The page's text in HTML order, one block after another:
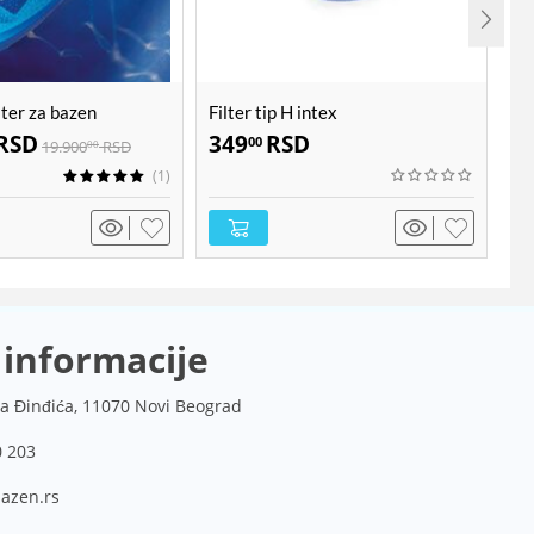
za bazen
II
19.90000 RSD
(1)
Filter tip H intex
34900 RSD
Đinđića, 11070 Novi Beograd
203